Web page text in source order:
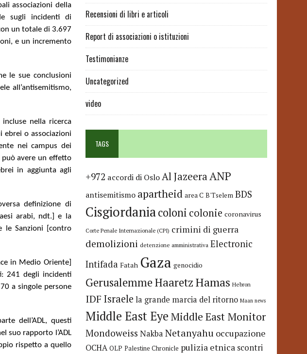
associazioni della
sugli incidenti di
un totale di 3.697
e un incremento
le sue conclusioni
all’antisemitismo,
nella ricerca
o associazioni
nei campus dei
può avere un effetto
in aggiunta agli
definizione di
arabi, ndt.] e la
le Sanzioni [contro
in Medio Oriente]
241 degli incidenti
a singole persone
dell’ADL, questi
suo rapporto l’ADL
rispetto a quello
Recensioni di libri e articoli
Report di associazioni o istituzioni
Testimonianze
Uncategorized
video
TAGS
+972 accordi di OsloAl JazeeraANP
antisemitismo apartheid area C B'Tselem BDS
Cisgiordaniacoloni colonie coronavirus
Corte Penale Internazionale (CPI) crimini di guerra
demolizioni detenzione amministrativa Electronic
Intifada Fatah Gaza genocidio
GerusalemmeHaaretzHamas Hebron
IDF Israele la grande marcia del ritorno Maan news
Middle East Eye Middle East Monitor
Mondoweiss Nakba Netanyahu occupazione
OCHA OLP Palestine Chronicle pulizia etnica scontri